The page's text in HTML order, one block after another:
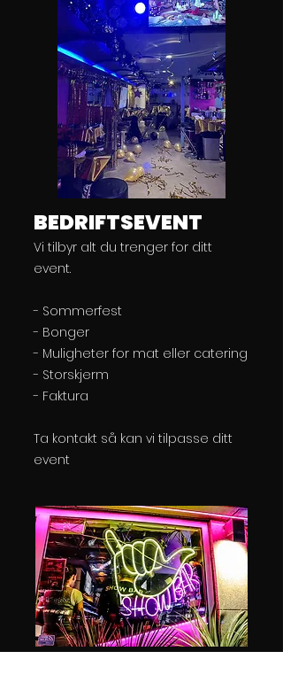
BEDRIFTSEVENT
Vi tilbyr alt du trenger for ditt
event.
- Sommerfest
- Bonger
- Muligheter for mat eller catering
- Storskjerm
- Faktura
Ta kontakt så kan vi tilpasse ditt
event